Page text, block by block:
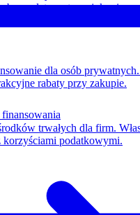
bez opłaty wstępnej,
Wszystko w cenie raty.
dla osób
rabaty przy zakupie.
trwałych dla firm.
podatkowymi.